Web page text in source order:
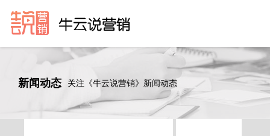
新闻动态 关注《牛云说营销》新闻动态